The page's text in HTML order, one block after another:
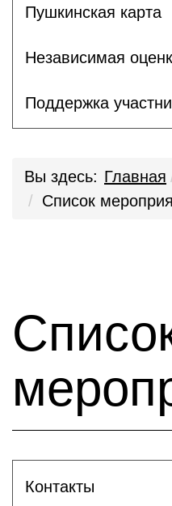
Пушкинская карта
Независимая
Поддержка
Вы здесь: Главная
Список
Контакты